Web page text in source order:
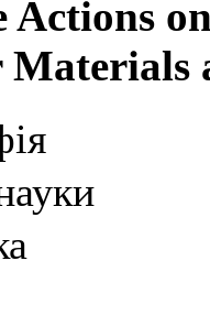
Actions
Materials